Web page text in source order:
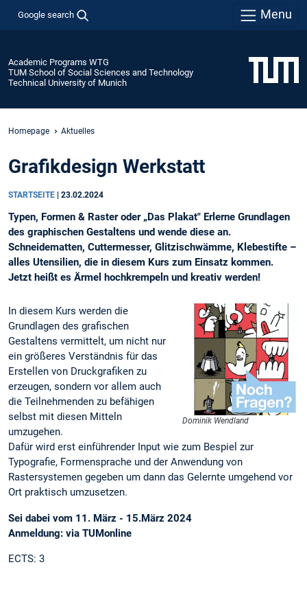
Google search Menu
Academic Programs WTG
TUM School of Social Sciences and Technology
Technical University of Munich
Homepage Aktuelles
Grafikdesign Werkstatt
STARTSEITE 23.02.2024
Typen, Formen & Raster oder „Das Plakat" Erlerne Grundlagen
des graphischen Gestaltens und wende diese an.
Schneidematten, Cuttermesser, Glitzischwämme, Klebestifte –
alles Utensilien, die in diesem Kurs zum Einsatz kommen.
Jetzt heißt es Ärmel hochkrempeln und kreativ werden!
Dominik Wendland
In diesem Kurs werden die
Grundlagen des grafischen
Gestaltens vermittelt, um nicht nur
ein größeres Verständnis für das
Erstellen von Druckgrafiken zu
erzeugen, sondern vor allem auch
die Teilnehmenden zu befähigen
selbst mit diesen Mitteln
umzugehen.
Dafür wird erst einführender Input wie zum Bespiel zur
Typografie, Formensprache und der Anwendung von
Rastersystemen gegeben um dann das Gelernte umgehend vor
Ort praktisch umzusetzen.
Sei dabei vom 11. März - 15.März 2024
Anmeldung: via TUMonline
ECTS: 3